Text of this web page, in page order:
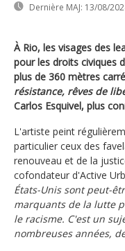
Dernière MAJ: 13/08/
À Rio, les visages des
pour les droits civiques
plus de 360 mètres
résistance, rêves de
Carlos Esquivel, plus
L'artiste peint
particulier ceux des
renouveau et de la
cofondateur d'Active
États-Unis sont peut-
marquants de la lutte
le racisme. C'est un
nombreuses années,